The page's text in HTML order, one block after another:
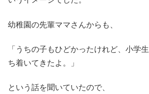
幼稚園の先輩ママさんからも、
「うちの子もひどかったけれど、小学
ち着いてきたよ。」
という話を聞いていたので、